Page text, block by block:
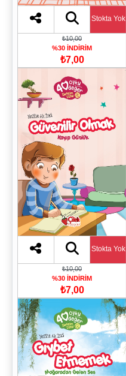
Stokta Yok
₺10,00
%30 İNDİRİM
₺7,00
Stokta Yok
₺10,00
%30 İNDİRİM
₺7,00